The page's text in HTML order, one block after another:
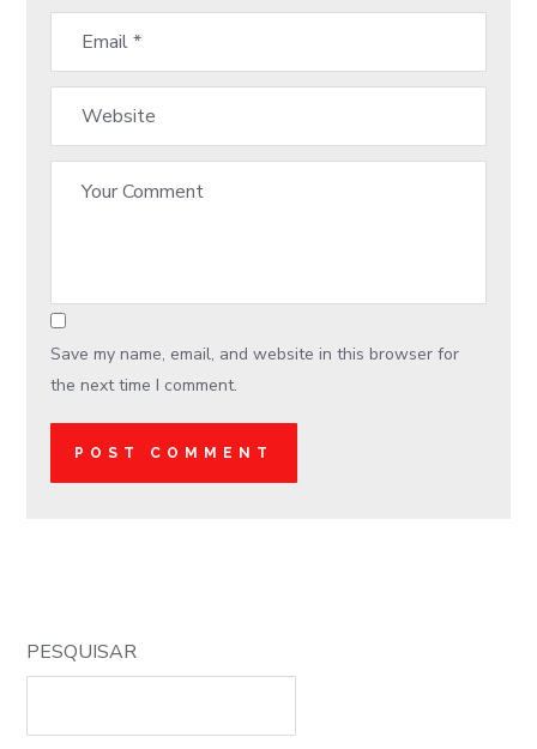
Save my name, email, and website in this browser for
the next time I comment.
PESQUISAR